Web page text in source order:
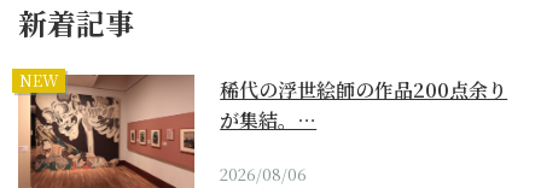
新着記事
NEW
稀代の浮世絵師の作品200点余り
が集結。…
2026/08/06